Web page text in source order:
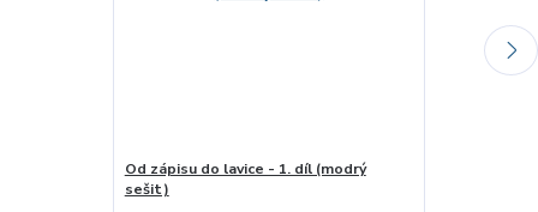
Od zápisu do lavice - 1. díl (modrý
sešit)